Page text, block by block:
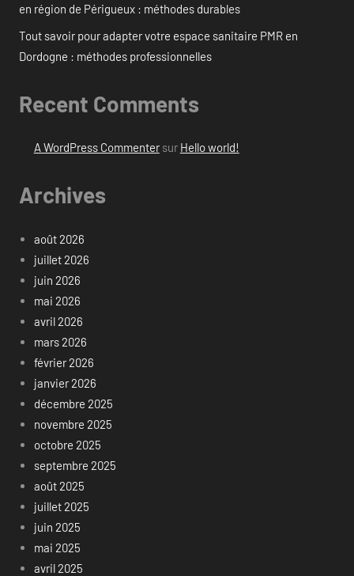
en région de Périgueux : méthodes durables
Tout savoir pour adapter votre espace sanitaire PMR en
Dordogne : méthodes professionnelles
Recent Comments
A WordPress Commentersur Hello world!
Archives
août 2026
juillet 2026
juin 2026
mai 2026
avril 2026
mars 2026
février 2026
janvier 2026
décembre 2025
novembre 2025
octobre 2025
septembre 2025
août 2025
juillet 2025
juin 2025
mai 2025
avril 2025